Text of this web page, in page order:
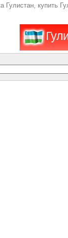
Гулистан, купить